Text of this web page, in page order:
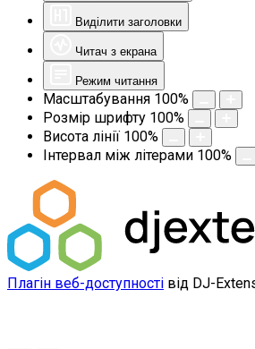
Виділити заголовки
Читач з екрана
Режим читання
Масштабування 100%
Розмір шрифту 100%
Висота лінії 100%
Інтервал між літерами 100%
Плагін веб-доступності від DJ-